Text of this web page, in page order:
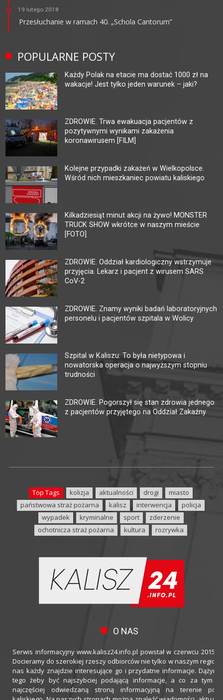
19 lutego 2018
Przesłuchanie w ramach 40. „Schola Cantorum”
POPULARNE POSTY
Każdy Polak na etacie ma dostać 1000 zł na
wakacje! Jest tylko jeden warunek – jaki?
ZDROWIE. Trwa ewakuacja pacjentów z
pozytywnymi wynikami zakażenia
koronawirusem [FILM]
Kolejne przypadki zakażeń w Wielkopolsce.
Wśród nich mieszkaniec powiatu kaliskiego
Kilkadziesiąt minut akcji na żywo! MONSTER
TRUCK SHOW wkrótce w naszym mieście
[FOTO]
ZDROWIE. Oddział kardiologiczny wstrzymuje
przyjęcia. Lekarz i pacjent z wirusem SARS
CoV-2
ZDROWIE. Znamy wyniki badań laboratoryjnych
personelu i pacjentów szpitala w Wolicy
Szpital w Kaliszu: To była nietypowa i
nowatorska operacja o najwyższym stopniu
trudności
ZDROWIE. Pogorszył się stan zdrowia jednego
z pacjentów przyjętego na Oddział Zakaźny
Top Tags kolizja aktualności drogi
miasto
państwowa straż pożarna
kalisz interwencja
policja
wypadek
kryminalne sport
zderzenie
ochotnicza straż pożarna
kultura rozrywka
O NAS
Serwis informacyjny www.kalisz24.info.pl powstał w czerwcu 2015
Docieramy do szerokiej rzeszy odbiorców nie tylko w naszym
nas każdy znajdzie interesujące go i przydatne informacje.
tego żeby być najszybciej podającą informacje, a co za tym
najczęściej odwiedzaną stroną informacyjną na terenie